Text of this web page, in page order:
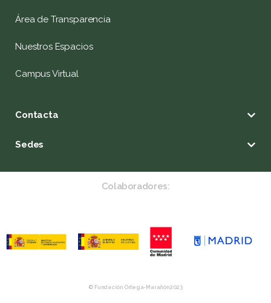
Área de Transparencia
Nuestros Espacios
Campus Virtual
Contacta
Sedes
Colaboradores:
© Fundación Ortega-Marañón 2023